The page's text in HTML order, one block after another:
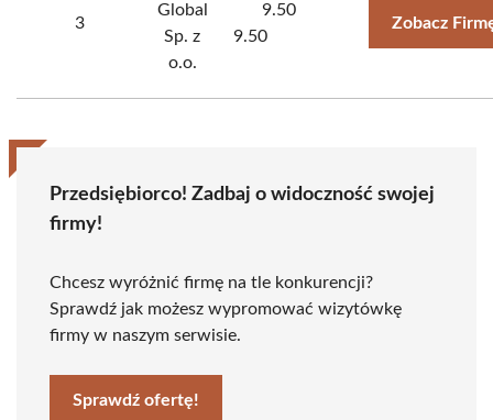
3
Global
Sp. z
o.o.
9.50
9.50
Zobacz
Przedsiębiorco! Zadbaj o widoczność swojej
firmy!
Chcesz wyróżnić firmę na tle konkurencji?
Sprawdź jak możesz wypromować wizytówkę
firmy w naszym serwisie.
Sprawdź ofertę!